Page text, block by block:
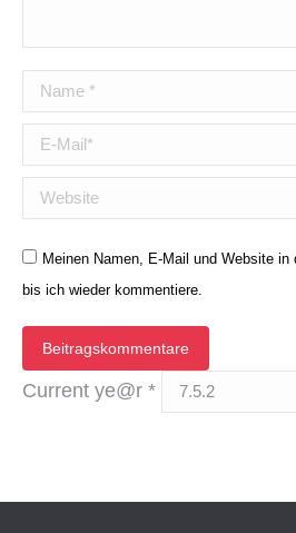
Name *
E-Mail *
Website
Meinen Namen, E-Mail und Website
bis ich wieder kommentiere.
Beitragskommentare
Current ye@r *